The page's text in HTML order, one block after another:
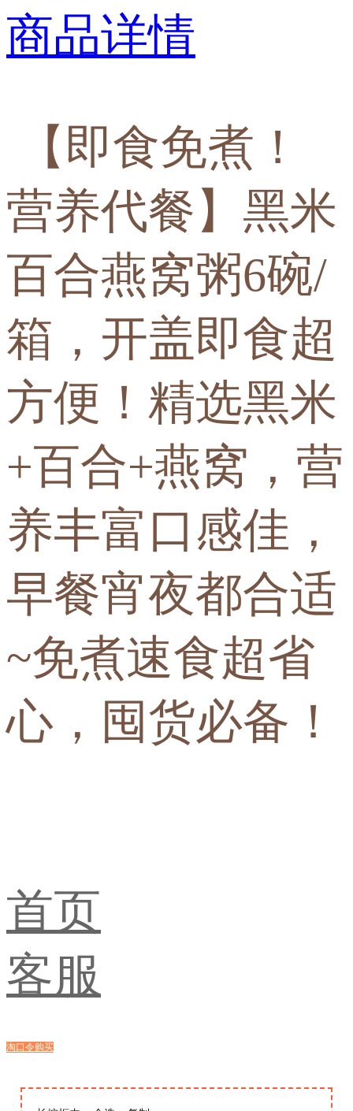
商品详情
【即食免煮！
营养代餐】黑米
百合燕窝粥6碗/
箱，开盖即食超
方便！精选黑米
+百合+燕窝，营
养丰富口感佳，
早餐宵夜都合适
~免煮速食超省
心，囤货必备！
首页
客服
淘口令购买
浏览器购买